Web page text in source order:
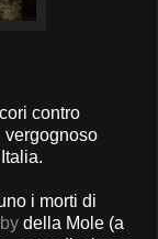
contro
vergognoso
i morti di
della Mole (a